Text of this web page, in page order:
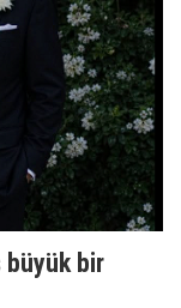
büyük bir